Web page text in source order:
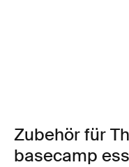
Zubehör für
basecamp